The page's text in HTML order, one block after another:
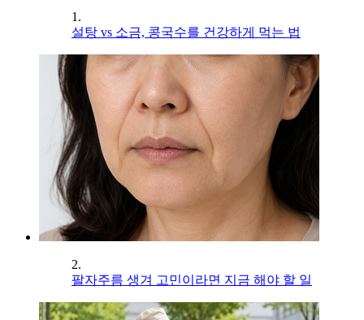
1.
설탕 vs 소금, 콩국수를 건강하게 먹는 법
2.
팔자주름 생겨 고민이라면 지금 해야 할 일